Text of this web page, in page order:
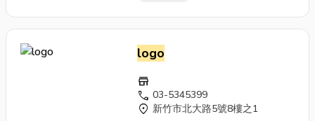
logo
store
call 03-5345399
location_on 新竹市北大路5號8樓之1